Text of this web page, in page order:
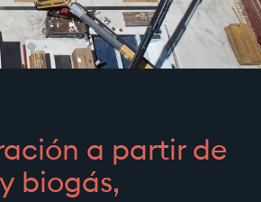
a partir de
biogás,